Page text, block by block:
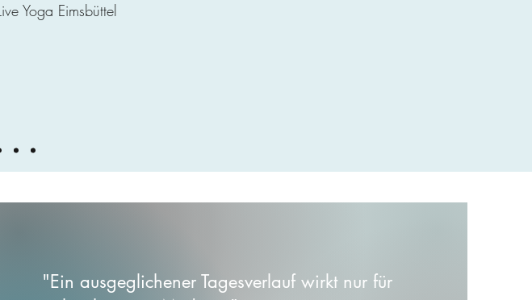
Yoga Eimsbüttel
"Ein ausgeglichener Tagesverlauf wirkt nur für